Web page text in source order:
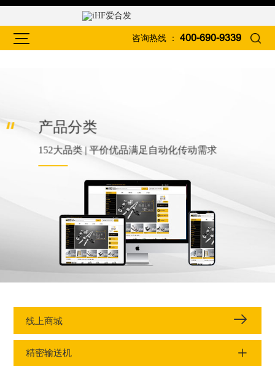
咨询热线 ： 400-690-9339
产品分类
152大品类 | 平价优品满足自动化传动需求
线上商城
精密输送机